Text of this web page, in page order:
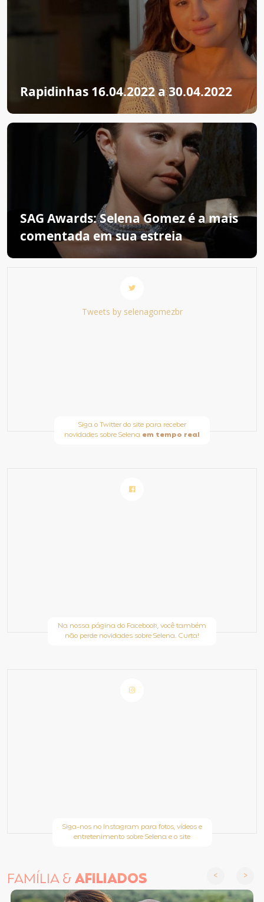
Rapidinhas 16.04.2022 a 30.04.2022
SAG Awards: Selena Gomez é a mais
comentada em sua estreia
Tweets by selenagomezbr
Siga o Twitter do site para receber
novidades sobre Selena em tempo real
Na nossa página do Facebook, você também
não perde novidades sobre Selena. Curta!
Siga-nos no Instagram para fotos, vídeos e
entretenimento sobre Selena e o site
FAMÍLIA &AFILIADOS